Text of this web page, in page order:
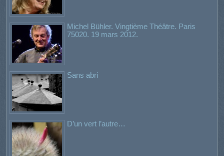
Michel Bühler. Vingtième Théâtre. Paris
75020. 19 mars 2012.
Sans abri
D’un vert l’autre…